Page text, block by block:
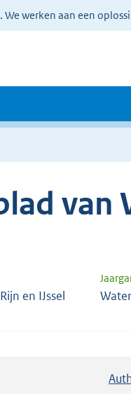
werken aan een
van
en IJssel